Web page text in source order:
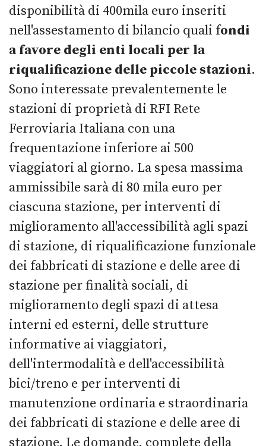
disponibilità di 400mila euro inseriti
nell'assestamento di bilancio quali fondi
a favore degli enti locali per la
riqualificazione delle piccole stazioni.
Sono interessate prevalentemente le
stazioni di proprietà di RFI Rete
Ferroviaria Italiana con una
frequentazione inferiore ai 500
viaggiatori al giorno. La spesa massima
ammissibile sarà di 80 mila euro per
ciascuna stazione, per interventi di
miglioramento all'accessibilità agli spazi
di stazione, di riqualificazione funzionale
dei fabbricati di stazione e delle aree di
stazione per finalità sociali, di
miglioramento degli spazi di attesa
interni ed esterni, delle strutture
informative ai viaggiatori,
dell'intermodalità e dell'accessibilità
bici/treno e per interventi di
manutenzione ordinaria e straordinaria
dei fabbricati di stazione e delle aree di
stazione. Le domande, complete della